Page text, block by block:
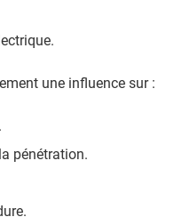
une influence sur :
pénétration.